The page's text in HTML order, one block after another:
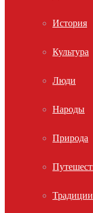
История
Культура
Люди
Народы
Природа
Традиции